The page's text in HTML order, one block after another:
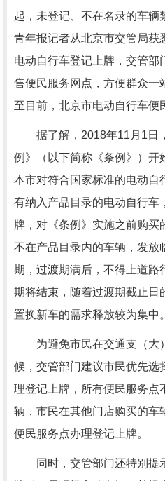
起，未登记、不在名录的车辆
青年报记者从北京市交管局获
电动自行车登记上牌，交管部
售便民服务网点，方便群众一
至目前，北京市电动自行车便
据了解，2018年11月1日
例》（以下简称《条例》）开
本市对符合国家标准的电动自
有纳入产品目录的电动自行车
牌，对《条例》实施之前购买
不在产品目录内的车辆，发放
期，过渡期满后，不得上道路
期将结束，随着过渡期截止日
置换新车的需求释放较为集中。
为避免市民在交通支（大
候，交管部门建议市民优先选
理登记上牌，所有便民服务点
辆，市民在其他门店购买的车
便民服务点办理登记上牌。
同时，交管部门还特别提